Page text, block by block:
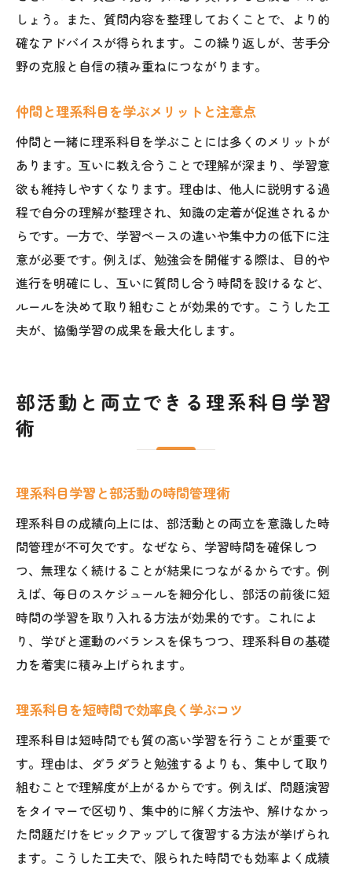
しょう。また、質問内容を整理しておくことで、より的
確なアドバイスが得られます。この繰り返しが、苦手分
野の克服と自信の積み重ねにつながります。
仲間と理系科目を学ぶメリットと注意点
仲間と一緒に理系科目を学ぶことには多くのメリットが
あります。互いに教え合うことで理解が深まり、学習意
欲も維持しやすくなります。理由は、他人に説明する過
程で自分の理解が整理され、知識の定着が促進されるか
らです。一方で、学習ペースの違いや集中力の低下に注
意が必要です。例えば、勉強会を開催する際は、目的や
進行を明確にし、互いに質問し合う時間を設けるなど、
ルールを決めて取り組むことが効果的です。こうした工
夫が、協働学習の成果を最大化します。
部活動と両立できる理系科目学習
術
理系科目学習と部活動の時間管理術
理系科目の成績向上には、部活動との両立を意識した時
間管理が不可欠です。なぜなら、学習時間を確保しつ
つ、無理なく続けることが結果につながるからです。例
えば、毎日のスケジュールを細分化し、部活の前後に短
時間の学習を取り入れる方法が効果的です。これによ
り、学びと運動のバランスを保ちつつ、理系科目の基礎
力を着実に積み上げられます。
理系科目を短時間で効率良く学ぶコツ
理系科目は短時間でも質の高い学習を行うことが重要で
す。理由は、ダラダラと勉強するよりも、集中して取り
組むことで理解度が上がるからです。例えば、問題演習
をタイマーで区切り、集中的に解く方法や、解けなかっ
た問題だけをピックアップして復習する方法が挙げられ
ます。こうした工夫で、限られた時間でも効率よく成績